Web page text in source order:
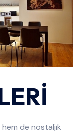
de nostaljik